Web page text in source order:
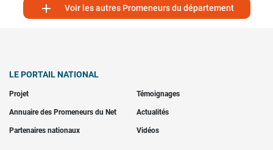
 Voir les autres Promeneurs du département
LE PORTAIL NATIONAL
Projet Témoignages
Annuaire des Promeneurs du Net Actualités
Partenaires nationaux Vidéos